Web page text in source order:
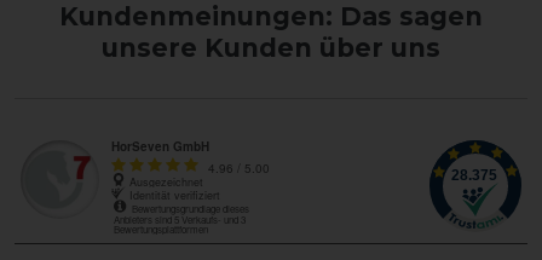
Kundenmeinungen: Das sagen
unsere Kunden über uns